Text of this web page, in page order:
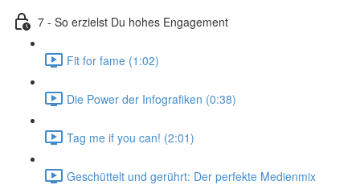
7 - So erzielst Du hohes Engagement
Fit for fame (1:02)
Die Power der Infografiken (0:38)
Tag me if you can! (2:01)
Geschüttelt und gerührt: Der perfekte Medienmix